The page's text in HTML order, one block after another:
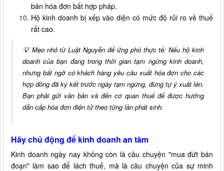
bán hóa đơn bất hợp pháp.
Hộ kinh doanh bị xếp vào diện có mức độ rủi ro về thuế
rất cao.
💡 Mẹo nhỏ từ Luật Nguyễn để ứng phó thực tế: Nếu hộ kinh
doanh của bạn đang trong thời gian tạm ngừng kinh doanh,
nhưng bất ngờ có khách hàng yêu cầu xuất hóa đơn cho các
hợp đồng đã ký kết trước ngày tạm ngừng, đừng tự ý xuất lén.
Bạn phải gửi văn bản và đến cơ quan thuế để được hướng
dẫn cấp hóa đơn điện tử theo từng lần phát sinh.
Hãy chủ động để kinh doanh an tâm
Kinh doanh ngày nay không còn là câu chuyện "mua đứt bán
đoạn" làm sao để lách thuế, mà là câu chuyện của sự minh